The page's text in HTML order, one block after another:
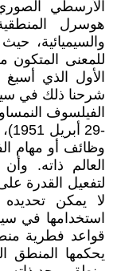
الأرسطي
هوسرل
والسيميائية،
للمعنى المتكون
الأول الذي
شرحنا ذلك في
-
وظائف أو مهام
العالم ذاته.
لتفعيل القدرة
لا يمكن
استخدامها في
قواعد فطرية
يحكمها المنطق